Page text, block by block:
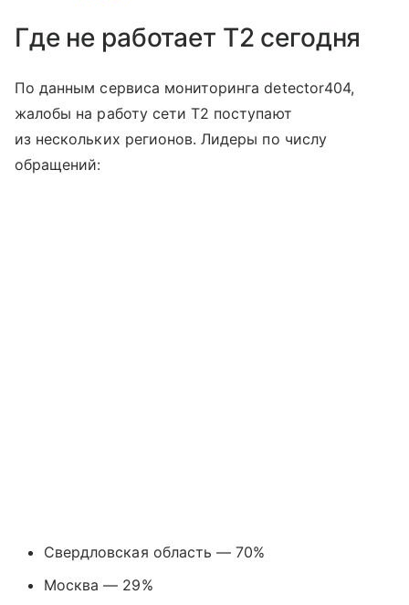
Где не работает T2 сегодня
По данным сервиса мониторинга detector404,
жалобы на работу сети T2 поступают
из нескольких регионов. Лидеры по числу
обращений:
Свердловская область — 70%
Москва — 29%